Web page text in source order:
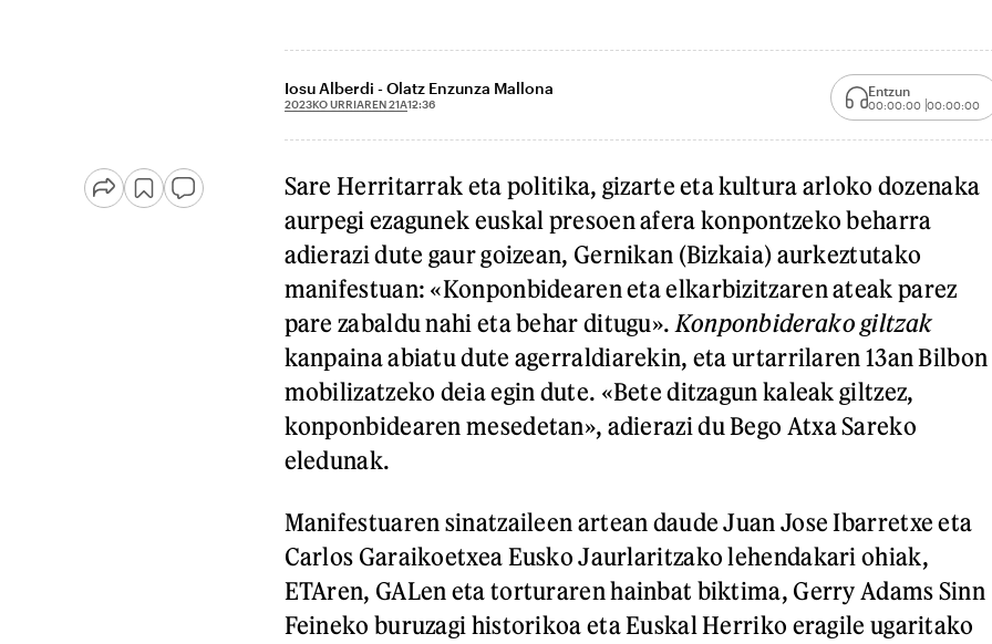
Iosu Alberdi - Olatz Enzunza Mallona
2023KO URRIAREN 21A12:36
Entzun
00:00:00 00:00:00
Sare Herritarrak eta politika, gizarte eta kultura arloko dozenaka
aurpegi ezagunek euskal presoen afera konpontzeko beharra
adierazi dute gaur goizean, Gernikan (Bizkaia) aurkeztutako
manifestuan: «Konponbidearen eta elkarbizitzaren ateak parez
pare zabaldu nahi eta behar ditugu». Konponbiderako giltzak
kanpaina abiatu dute agerraldiarekin, eta urtarrilaren 13an Bilbon
mobilizatzeko deia egin dute. «Bete ditzagun kaleak giltzez,
konponbidearen mesedetan», adierazi du Bego Atxa Sareko
eledunak.
Manifestuaren sinatzaileen artean daude Juan Jose Ibarretxe eta
Carlos Garaikoetxea Eusko Jaurlaritzako lehendakari ohiak,
ETAren, GALen eta torturaren hainbat biktima, Gerry Adams Sinn
Feineko buruzagi historikoa eta Euskal Herriko eragile ugaritako